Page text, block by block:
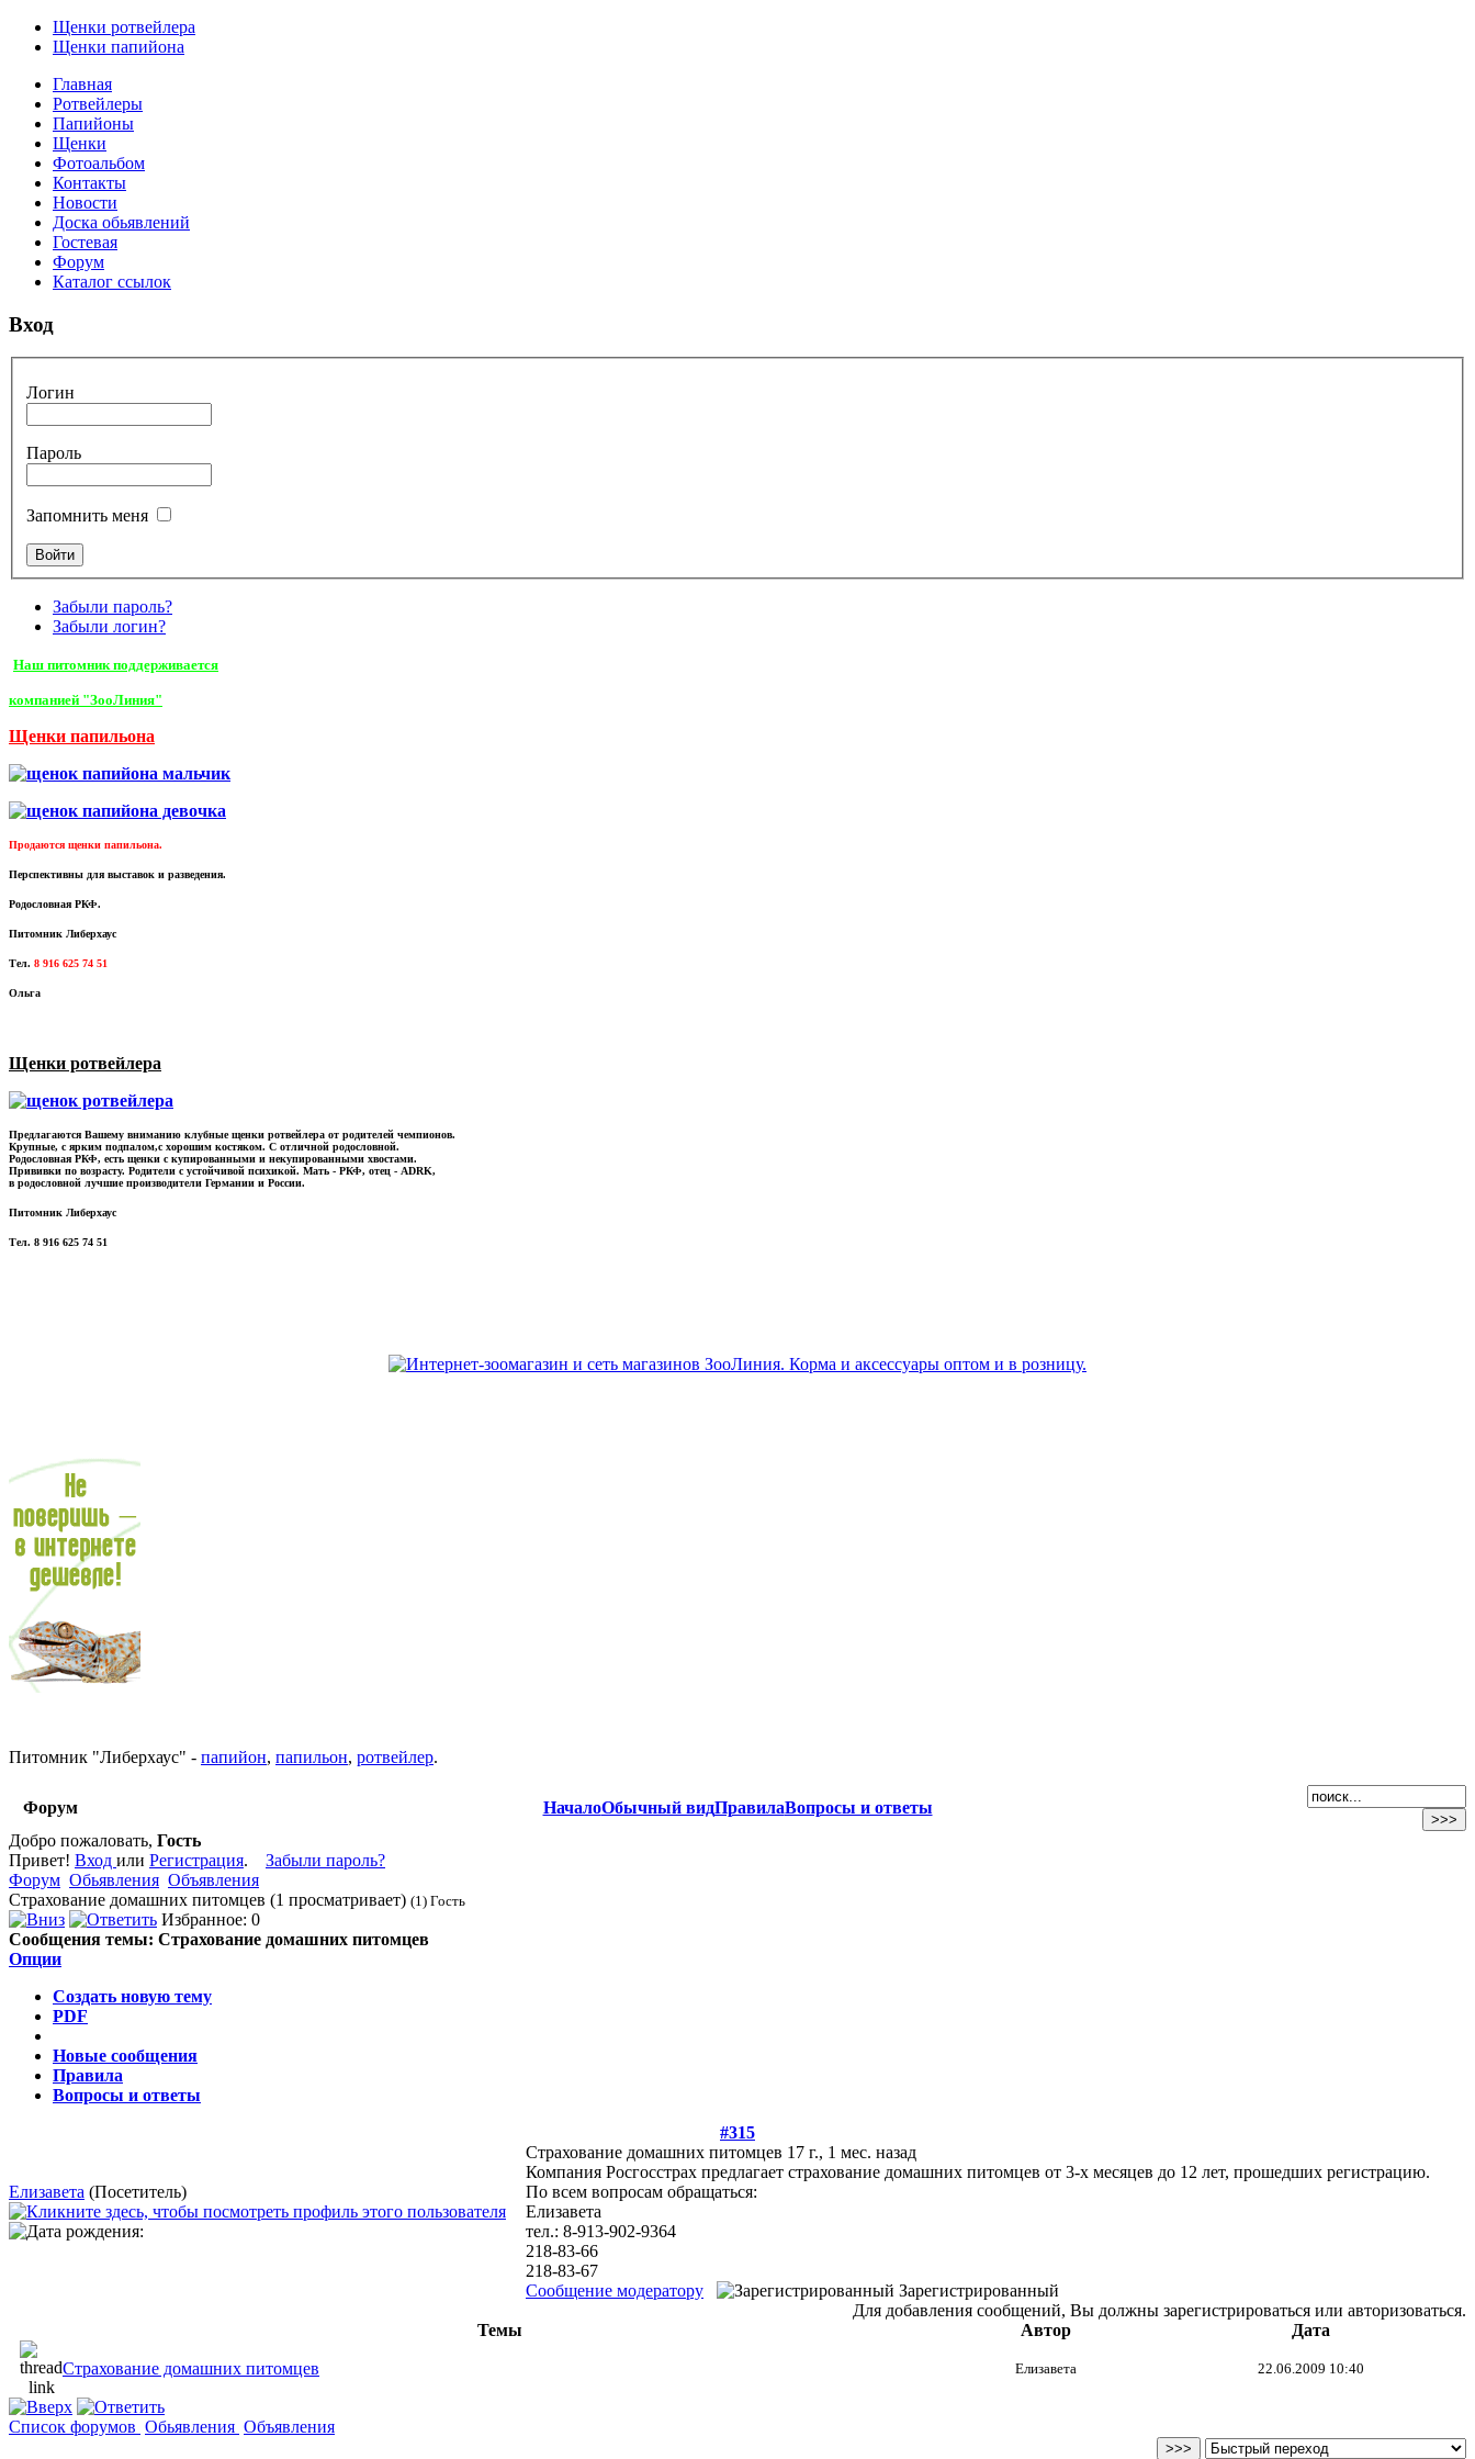
Щенки ротвейлера
Щенки папийона
Главная
Ротвейлеры
Папийоны
Щенки
Фотоальбом
Контакты
Новости
Доска обьявлений
Гостевая
Форум
Каталог ссылок
Вход
Логин
Пароль
Запомнить меня
Забыли пароль?
Забыли логин?
Наш питомник поддерживается
компанией "ЗооЛиния"
Щенки папильона
Продаются щенки папильона.
Перспективны для выставок и разведения.
Родословная РКФ.
Питомник Либерхаус
Тел. 8 916 625 74 51
Ольга
Щенки ротвейлера
Предлагаются Вашему вниманию клубные щенки ротвейлера от родителей чемпионов.
Крупные, с ярким подпалом,с хорошим костяком. С отличной родословной.
Родословная РКФ, есть щенки с купированными и некупированными хвостами.
Прививки по возрасту. Родители с устойчивой психикой. Мать - РКФ, отец - ADRK,
в родословной лучшие производители Германии и России.
Питомник Либерхаус
Тел. 8 916 625 74 51
Питомник "Либерхаус" - папийон, папильон, ротвейлер.
Форум НачалоОбычный видПравилаВопросы и ответы
Добро пожаловать, Гость
Привет! Вход или Регистрация. Забыли пароль?
Форум Обьявления Объявления
Страхование домашних питомцев (1 просматривает) (1) Гость
Избранное: 0
Сообщения темы: Страхование домашних питомцев
Опции
Создать новую тему
PDF
Новые сообщения
Правила
Вопросы и ответы
#315
Елизавета (Посетитель)
Страхование домашних питомцев 17 г., 1 мес. назад
Компания Росгосстрах предлагает страхование домашних питомцев от 3-х месяцев до 12 лет, прошедших регистрацию.
По всем вопросам обращаться:
Елизавета
тел.: 8-913-902-9364
218-83-66
218-83-67
Сообщение модератору
Зарегистрированный
Для добавления сообщений, Вы должны зарегистрироваться или авторизоваться.
Темы
Автор Дата
Страхование домашних питомцев Елизавета 22.06.2009 10:40
Список форумов Обьявления Объявления